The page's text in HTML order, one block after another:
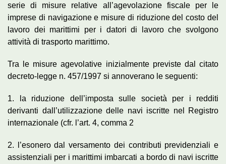
serie di misure relative all’agevolazione fiscale per le
imprese di navigazione e misure di riduzione del costo del
lavoro dei marittimi per i datori di lavoro che svolgono
attività di trasporto marittimo.
Tra le misure agevolative inizialmente previste dal citato
decreto-legge n. 457/1997 si annoverano le seguenti:
1. la riduzione dell’imposta sulle società per i redditi
derivanti dall’utilizzazione delle navi iscritte nel Registro
internazionale (cfr. l’art. 4, comma 2
2. l’esonero dal versamento dei contributi previdenziali e
assistenziali per i marittimi imbarcati a bordo di navi iscritte